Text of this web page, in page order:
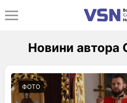
Новини автора
ФОТО